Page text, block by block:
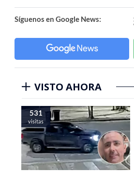
Síguenos en Google News:
VISTO AHORA
531
visitas